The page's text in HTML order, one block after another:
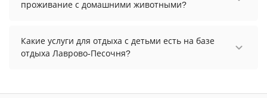
проживание с домашними животными?
запрещено.
Какие услуги для отдыха с детьми есть на базе
отдыха Лаврово-Песочня?